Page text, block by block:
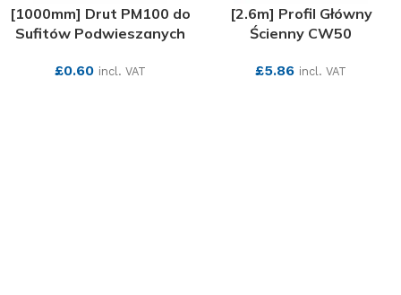
[1000mm] Drut PM100 do
Sufitów Podwieszanych
£0.60 incl. VAT
[2.6m] Profil Główny
Ścienny CW50
£5.86 incl. VAT